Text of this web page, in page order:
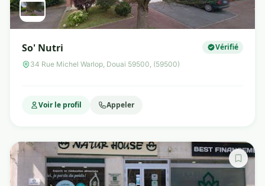
So' Nutri Vérifié
34 Rue Michel Warlop, Douai 59500, (59500)
Voir le profil Appeler